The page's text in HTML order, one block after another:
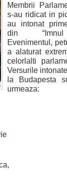
Membrii
s-au ridicat in
au intonat
din “Imnul
Evenimentul,
a alaturat
celorlalti
Versurile
la Budapesta
urmeaza: